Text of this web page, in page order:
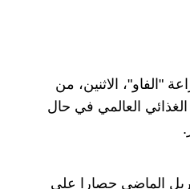
"الفاو"، الاثنين، من
العالمي في حال
واشنطن منذ 13 أبريل الماضي حصارا على